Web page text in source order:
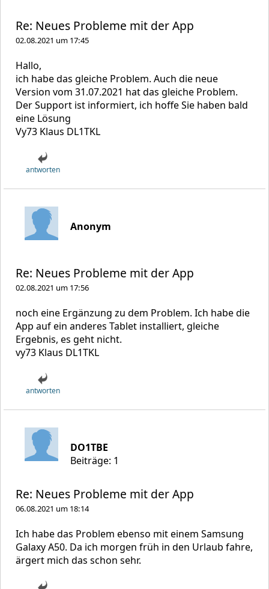
Re: Neues Probleme mit der App
02.08.2021 um 17:45
Hallo,
ich habe das gleiche Problem. Auch die neue
Version vom 31.07.2021 hat das gleiche Problem.
Der Support ist informiert, ich hoffe Sie haben bald
eine Lösung
Vy73 Klaus DL1TKL
antworten
Anonym
Re: Neues Probleme mit der App
02.08.2021 um 17:56
noch eine Ergänzung zu dem Problem. Ich habe die
App auf ein anderes Tablet installiert, gleiche
Ergebnis, es geht nicht.
vy73 Klaus DL1TKL
antworten
DO1TBE
Beiträge: 1
Re: Neues Probleme mit der App
06.08.2021 um 18:14
Ich habe das Problem ebenso mit einem Samsung
Galaxy A50. Da ich morgen früh in den Urlaub fahre,
ärgert mich das schon sehr.